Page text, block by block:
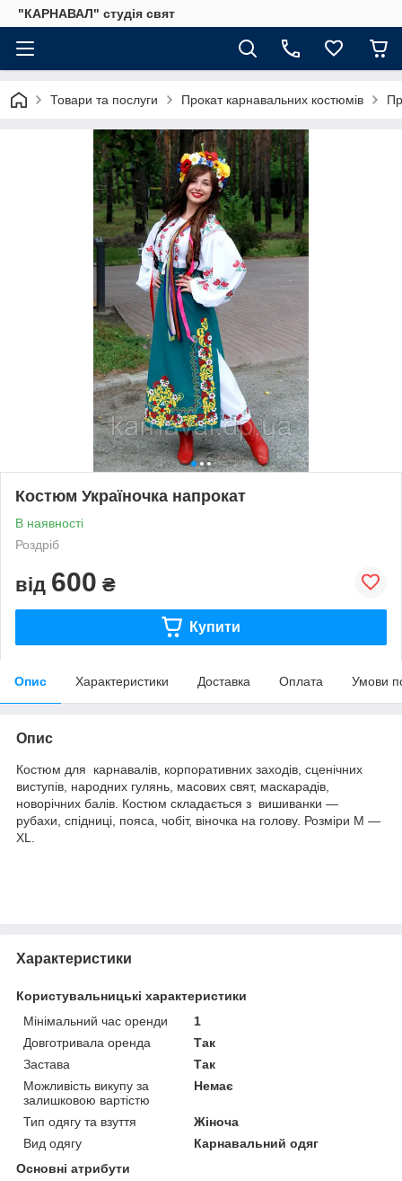
"КАРНАВАЛ" студія свят
Товари та послуги Прокат карнавальних костюмів
Костюм Україночка напрокат
В наявності
Роздріб
від 600 ₴
Купити
Опис Характеристики Доставка Оплата Умови
Опис
Костюм для карнавалів, корпоративних заходів, сценічних
виступів, народних гулянь, масових свят, маскарадів,
новорічних балів. Костюм складається з вишиванки —
рубахи, спідниці, пояса, чобіт, віночка на голову. Розміри М —
XL.
Характеристики
Користувальницькі характеристики
Мінімальний час оренди
1
Довготривала оренда
Так
Застава
Так
Можливість викупу за
залишковою вартістю
Немає
Тип одягу та взуття
Жіноча
Вид одягу
Карнавальний одяг
Основні атрибути